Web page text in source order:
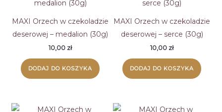
MAXI Orzech w czekoladzie
deserowej – medalion (30g)
10,00 zł
DODAJ DO KOSZYKA
MAXI Orzech w czekoladzie
deserowej – serce (30g)
10,00 zł
DODAJ DO KOSZYKA